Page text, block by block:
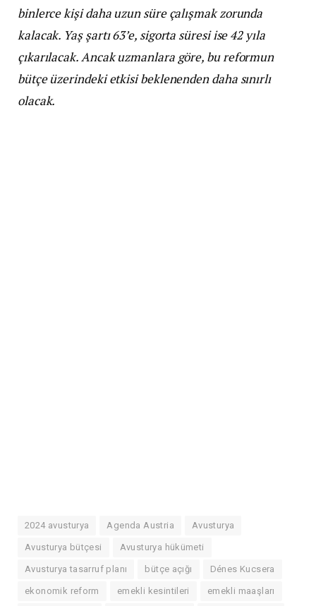
binlerce kişi daha uzun süre çalışmak zorunda
kalacak. Yaş şartı 63’e, sigorta süresi ise 42 yıla
çıkarılacak. Ancak uzmanlara göre, bu reformun
bütçe üzerindeki etkisi beklenenden daha sınırlı
olacak.
2024 avusturya Agenda Austria Avusturya
Avusturya bütçesi Avusturya hükümeti
Avusturya tasarruf planı bütçe açığı Dénes Kucsera
ekonomik reform emekli kesintileri emekli maaşları